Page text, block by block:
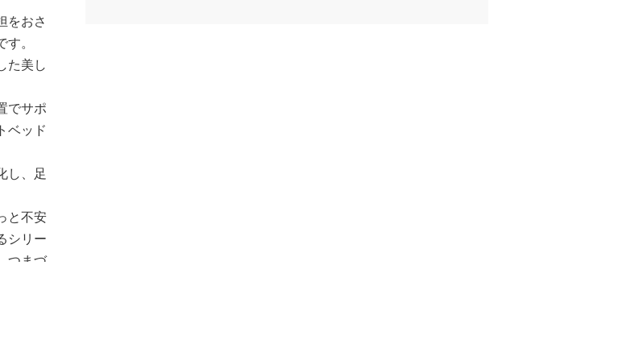
をおさ
。
た美し
でサポ
ベッド
し、足
と不安
シリー
つまづ
くみ